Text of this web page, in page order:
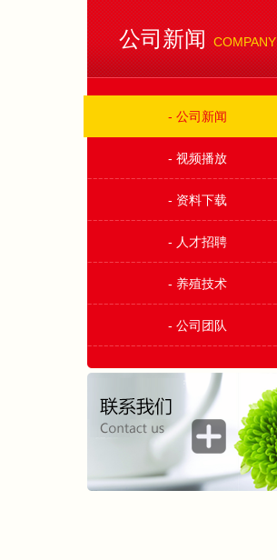
公司新闻 COMPANY
- 公司新闻
- 视频播放
- 资料下载
- 人才招聘
- 养殖技术
- 公司团队